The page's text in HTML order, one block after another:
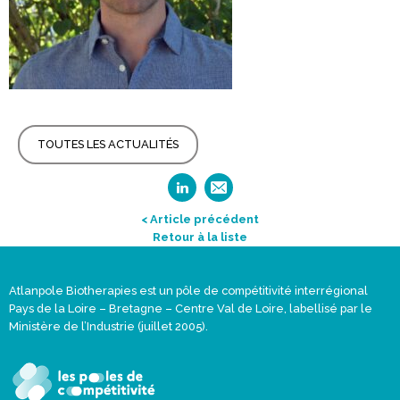
TOUTES LES ACTUALITÉS
< Article précédent
Retour à la liste
Atlanpole Biotherapies est un pôle de compétitivité interrégional
Pays de la Loire – Bretagne – Centre Val de Loire, labellisé par le
Ministère de l’Industrie (juillet 2005).